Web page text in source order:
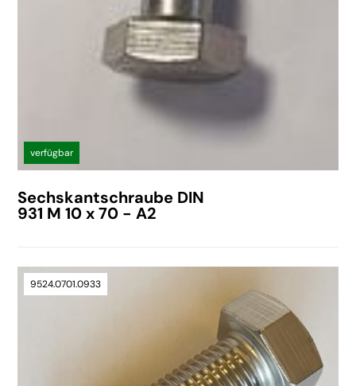
verfügbar
Sechskantschraube DIN
931 M 10 x 70 - A2
9524.0701.0933